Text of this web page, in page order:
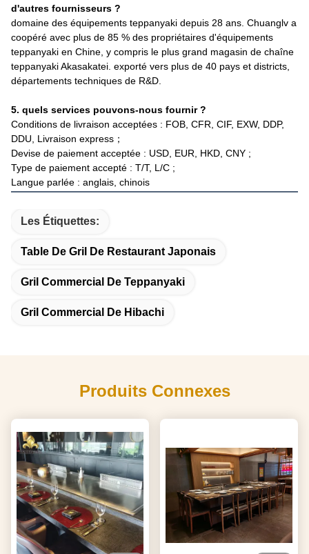
d'autres fournisseurs ?
domaine des équipements teppanyaki depuis 28 ans. Chuanglv a
coopéré avec plus de 85 % des propriétaires d'équipements
teppanyaki en Chine, y compris le plus grand magasin de chaîne
teppanyaki Akasakatei. exporté vers plus de 40 pays et districts,
départements techniques de R&D.
5. quels services pouvons-nous fournir ?
Conditions de livraison acceptées : FOB, CFR, CIF, EXW, DDP,
DDU, Livraison express；
Devise de paiement acceptée : USD, EUR, HKD, CNY ;
Type de paiement accepté : T/T, L/C ;
Langue parlée : anglais, chinois
Les Étiquettes:
Table De Gril De Restaurant Japonais
Gril Commercial De Teppanyaki
Gril Commercial De Hibachi
Produits Connexes